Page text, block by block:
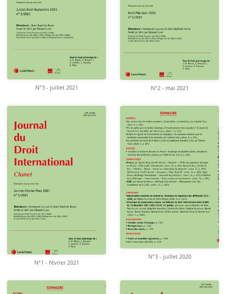
N°3 - juillet 2021 N°2 - mai 2021
N°1 - février 2021
N°3 - juillet 2020